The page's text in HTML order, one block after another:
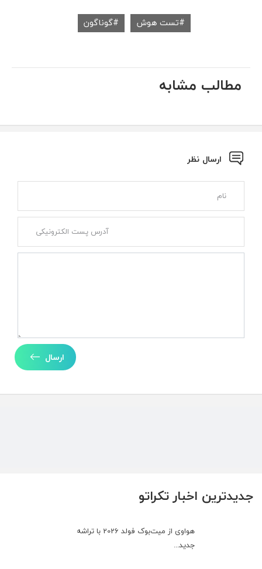
جدیدترین اخبار تکراتو
هواوی از میت‌بوک فولد 2026 با تراشه
جدید...
تست هوش گوناگون
مطالب مشابه
ارسال نظر
ارسال